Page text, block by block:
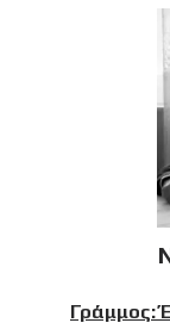
Γράμμος: